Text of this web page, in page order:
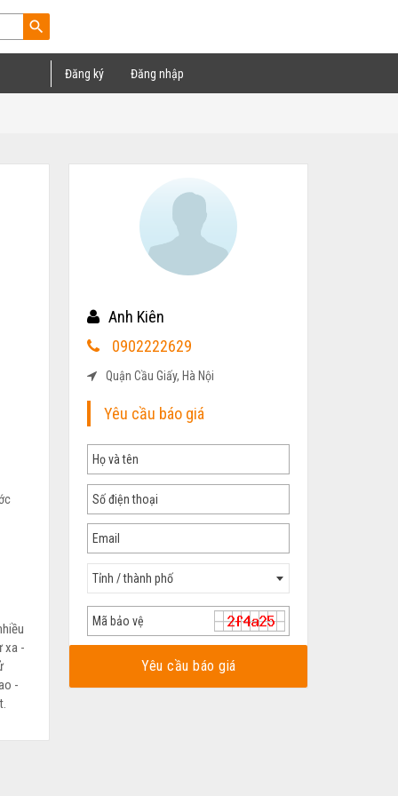
search
Đăng ký Đăng nhập
xa -
-
Anh Kiên
0902222629
Quận Cầu Giấy, Hà Nội
Yêu cầu báo giá
Tỉnh / thành phố
Yêu cầu báo giá